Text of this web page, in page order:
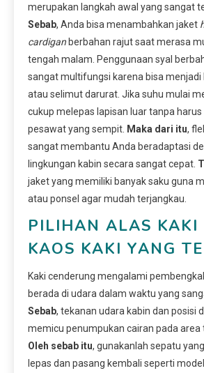
merupakan langkah awal yang sangat
Sebab, Anda bisa menambahkan jaket
cardigan berbahan rajut saat merasa
tengah malam. Penggunaan syal
sangat multifungsi karena bisa
atau selimut darurat. Jika suhu mulai
cukup melepas lapisan luar tanpa
pesawat yang sempit. Maka dari itu,
sangat membantu Anda beradaptasi
lingkungan kabin secara sangat cepat.
jaket yang memiliki banyak saku guna
atau ponsel agar mudah terjangkau.
PILIHAN ALAS KAKI
KAOS KAKI YANG
Kaki cenderung mengalami
berada di udara dalam waktu yang
Sebab, tekanan udara kabin dan posisi
memicu penumpukan cairan pada area
Oleh sebab itu, gunakanlah sepatu
lepas dan pasang kembali seperti model